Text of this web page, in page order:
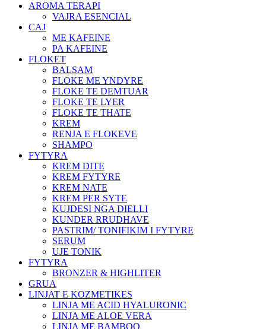
AROMA TERAPI
VAJRA ESENCIAL
CAJ
ME KAFEINE
PA KAFEINE
FLOKET
BALSAM
FLOKE ME YNDYRE
FLOKE TE DEMTUAR
FLOKE TE LYER
FLOKE TE THATE
KREM
RENJA E FLOKEVE
SHAMPO
FYTYRA
KREM DITE
KREM FYTYRE
KREM NATE
KREM PER SYTE
KUJDESI NGA DIELLI
KUNDER RRUDHAVE
PASTRIM/ TONIFIKIM I FYTYRE
SERUM
UJE TONIK
FYTYRA
BRONZER & HIGHLITER
GRUA
LINJAT E KOZMETIKES
LINJA ME ACID HYALURONIC
LINJA ME ALOE VERA
LINJA ME BAMBOO